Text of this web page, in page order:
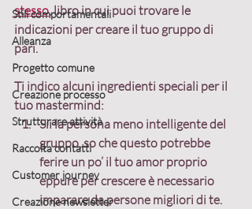
Stili comportamentali
Alleanza
Progetto comune
Creazione processo
Strutturare attività
Raccolta contatti
Customer journey
Creazione newsletter
stesso, libro in cui puoi trovare le
indicazioni per creare il tuo gruppo di
pari.
Ti indico alcuni ingredienti speciali per il
tuo mastermind:
Sii la persona meno intelligente del
gruppo, so che questo potrebbe
ferire un po’ il tuo amor proprio
eppure per crescere è necessario
imparare da persone migliori di te.